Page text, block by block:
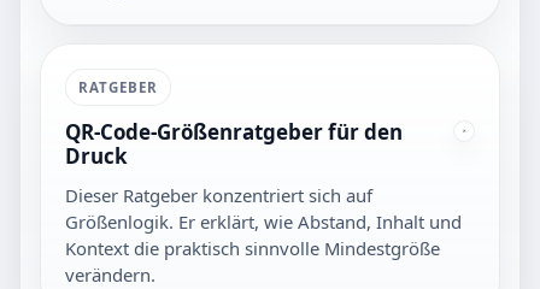
RATGEBER
QR-Code-Größenratgeber für den
Druck
Dieser Ratgeber konzentriert sich auf
Größenlogik. Er erklärt, wie Abstand, Inhalt und
Kontext die praktisch sinnvolle Mindestgröße
verändern.